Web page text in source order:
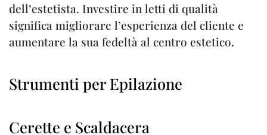
dell’estetista. Investire in letti di qualità
significa migliorare l’esperienza del cliente e
aumentare la sua fedeltà al centro estetico.
Strumenti per Epilazione
Cerette e Scaldacera